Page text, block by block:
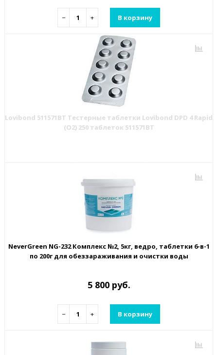
− + В корзину
Lovibond 511571BT Тестерные таблетки Lovibond DPD 4 Rapid
(O2) 250 таблеток 511571BT
NeverGreen NG-232 Комплекс №2, 5кг, ведро, таблетки 6-в-1
по 200г для обеззараживания и очистки воды
5 800 руб.
− + В корзину